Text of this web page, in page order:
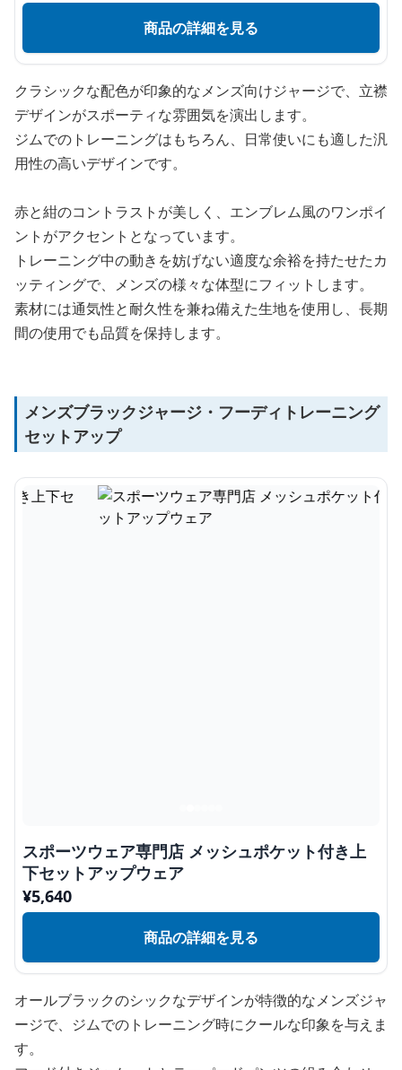
商品の詳細を見る
クラシックな配色が印象的なメンズ向けジャージで、立襟
デザインがスポーティな雰囲気を演出します。
ジムでのトレーニングはもちろん、日常使いにも適した汎
用性の高いデザインです。
赤と紺のコントラストが美しく、エンブレム風のワンポイ
ントがアクセントとなっています。
トレーニング中の動きを妨げない適度な余裕を持たせたカ
ッティングで、メンズの様々な体型にフィットします。
素材には通気性と耐久性を兼ね備えた生地を使用し、長期
間の使用でも品質を保持します。
メンズブラックジャージ・フーディトレーニング
セットアップ
スポーツウェア専門店 メッシュポケット付き上
下セットアップウェア
¥5,640
商品の詳細を見る
オールブラックのシックなデザインが特徴的なメンズジャ
ージで、ジムでのトレーニング時にクールな印象を与えま
す。